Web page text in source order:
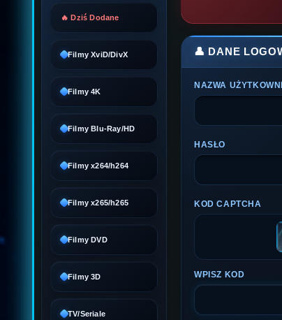
🔥 Dziś Dodane
Filmy XviD/DivX
Filmy 4K
Filmy Blu-Ray/HD
Filmy x264/h264
Filmy x265/h265
Filmy DVD
Filmy 3D
TV/Seriale
👤 DANE
NAZWA
HASŁO
KOD CAPTCHA
WPISZ KOD